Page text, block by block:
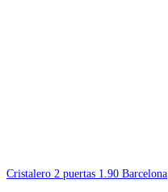
Cristalero 2 puertas 1.90 Barcelona